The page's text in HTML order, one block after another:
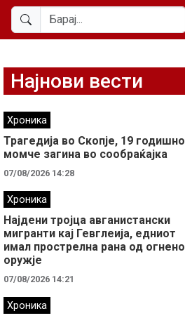
Најнови вести
Хроника
Трагедија во Скопје, 19 годишно
момче загина во сообраќајка
07/08/2026 14:28
Хроника
Најдени тројца авганистански
мигранти кај Гевглеија, едниот
имал прострелна рана од огнено
оружје
07/08/2026 14:21
Хроника